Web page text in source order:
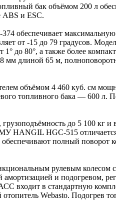
бак объёмом 200 л
ABS и ESC.
максимальную
от -15 до 79 градусов.
до 80°, а также более
длиной 65 м,
объёмом 4 460 куб. см
топливного бака — 600 л.
до 5 100 кг и
HANGIL HGC-515
полный поворот
рулевым колесом с
амортизацией и
входит в стандартную
Webasto. Подогрев